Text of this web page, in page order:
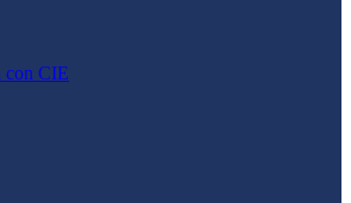
con CIE